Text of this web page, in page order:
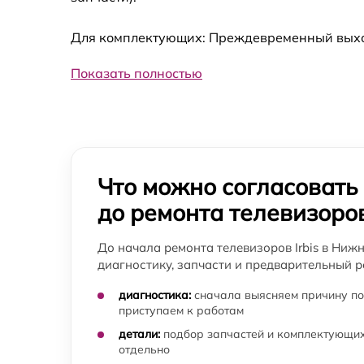
Замена блока питания телевизора Irbis
Замена контроллера питания
Прошивка / разблокировка телевизора Irbis
Замена сигнальной платы телевизора Irbis
Замена резистора телевизора Irbis
Замена предохранителя телевизора Irbis
Замена платы обработки видеосигнала
Для комплектующих: Преждевременный
Показать полностью
Что можно согласовать
до ремонта
До начала ремонта телевизоров Irbis в
диагностику, запчасти и предварительный
диагностика: сначала выясняем причину
приступаем к работам
детали: подбор запчастей и
отдельно